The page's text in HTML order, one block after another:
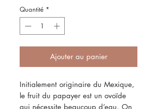
Quantité *
Ajouter au panier
Initialement originaire du Mexique,
le fruit du papayer est un ovoïde
qui nécessite beaucoup d’eau. On